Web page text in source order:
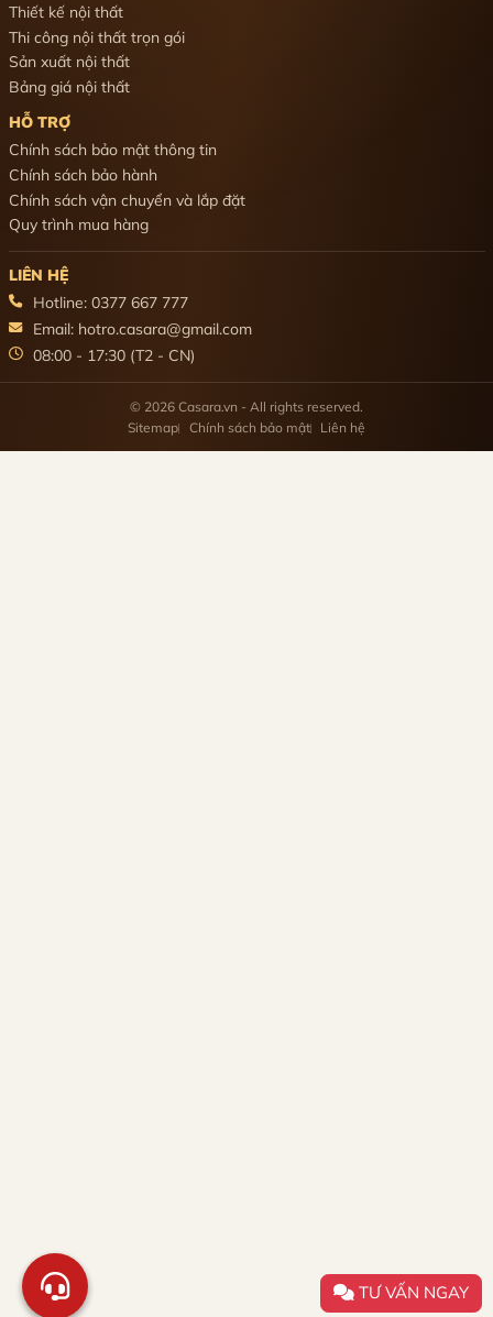
Thiết kế nội thất
Thi công nội thất trọn gói
Sản xuất nội thất
Bảng giá nội thất
HỖ TRỢ
Chính sách bảo mật thông tin
Chính sách bảo hành
Chính sách vận chuyển và lắp đặt
Quy trình mua hàng
LIÊN HỆ
Hotline: 0377 667 777
Email: hotro.casara@gmail.com
08:00 - 17:30 (T2 - CN)
© 2026 Casara.vn - All rights reserved.
Sitemap
Chính sách bảo mật Liên hệ
TƯ VẤN NGAY